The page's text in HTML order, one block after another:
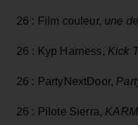
26 : Film couleur, une
26 : Kyp Harness, Kick
26 : PartyNextDoor,
26 : Pilote Sierra,